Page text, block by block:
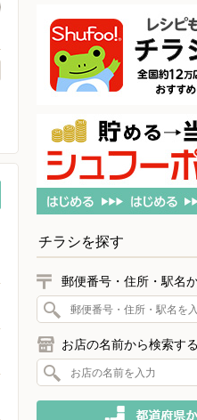
チラシを探す
郵便番号・住所・駅名
お店の名前から検索する